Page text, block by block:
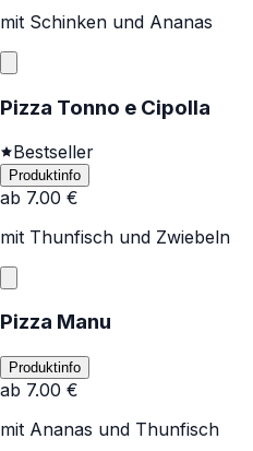
mit Schinken und Ananas
Pizza Tonno e Cipolla
Bestseller
Produktinfo
ab 7.00 €
mit Thunfisch und Zwiebeln
Pizza Manu
Produktinfo
ab 7.00 €
mit Ananas und Thunfisch